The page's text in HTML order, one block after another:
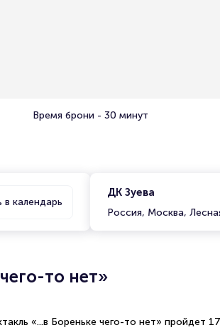
Время брони - 30 минут
в календарь
ДК Зуева
Россия, Москва,
то нет»
«...в Бореньке чего-то нет» пройдет